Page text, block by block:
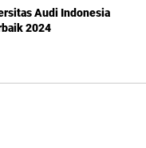
Audi Indonesia
2024